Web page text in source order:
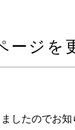
ージを
したのでお知